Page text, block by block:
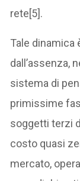
rete[5].
Tale dinamica
dall’assenza,
sistema di
primissime
soggetti terzi
costo quasi
mercato,